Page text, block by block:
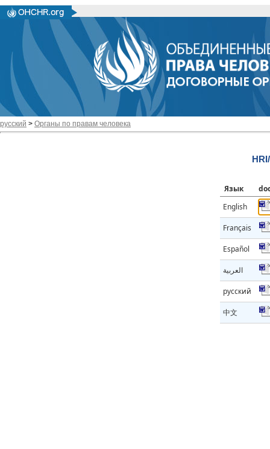
русский > Органы по правам человека
Язык
English
Français
Español
العربية
русский
中文